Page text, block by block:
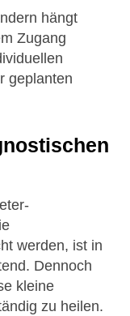
hängt
Zugang
geplanten
werden, ist in
Dennoch
kleine
zu heilen.